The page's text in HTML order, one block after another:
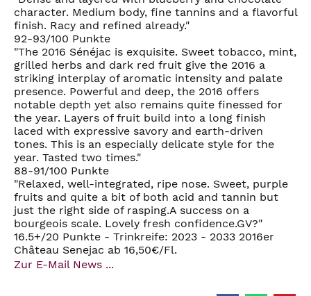
character. Medium body, fine tannins and a flavorful
finish. Racy and refined already."
92-93/100 Punkte
"The 2016 Sénéjac is exquisite. Sweet tobacco, mint,
grilled herbs and dark red fruit give the 2016 a
striking interplay of aromatic intensity and palate
presence. Powerful and deep, the 2016 offers
notable depth yet also remains quite finessed for
the year. Layers of fruit build into a long finish
laced with expressive savory and earth-driven
tones. This is an especially delicate style for the
year. Tasted two times."
88-91/100 Punkte
"Relaxed, well-integrated, ripe nose. Sweet, purple
fruits and quite a bit of both acid and tannin but
just the right side of rasping.A success on a
bourgeois scale. Lovely fresh confidence.GV?"
16.5+/20 Punkte - Trinkreife: 2023 - 2033 2016er
Château Senejac ab 16,50€/Fl.
Zur E-Mail News ...